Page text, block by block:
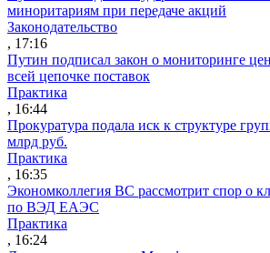
миноритариям при передаче акций
Законодательство
, 17:16
Путин подписал закон о мониторинге
всей цепочке поставок
Практика
, 16:44
Прокуратура подала иск к структуре
млрд руб.
Практика
, 16:35
Экономколлегия ВС рассмотрит спор о
по ВЭД ЕАЭС
Практика
, 16:24